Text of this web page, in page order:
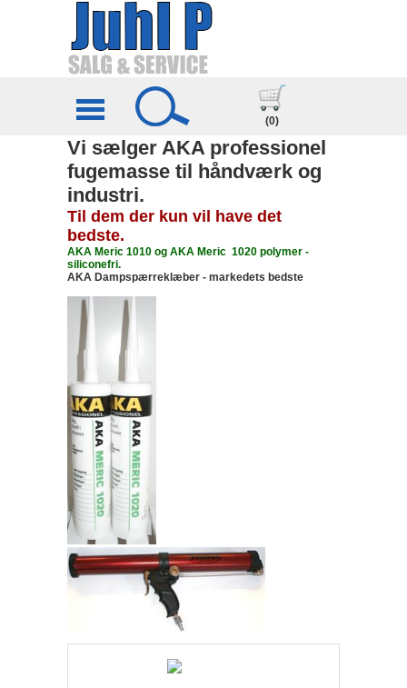
(0)
Vi sælger AKA professionel
fugemasse til håndværk og
industri.
Til dem der kun vil have det
bedste.
AKA Meric 1010 og AKA Meric 1020 polymer -
siliconefri.
AKA Dampspærreklæber - markedets bedste